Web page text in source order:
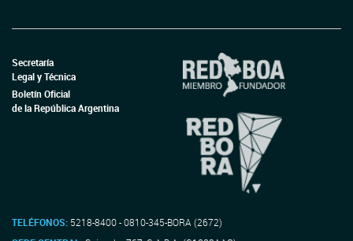
Secretaría
Legal y Técnica
Boletín Oficial
de la República Argentina
TELÉFONOS: 5218-8400 - 0810-345-BORA (2672)